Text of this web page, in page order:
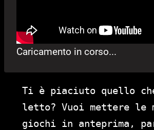
Caricamento in corso...
Ti è piaciuto quello
letto? Vuoi mettere le
giochi in anteprima,